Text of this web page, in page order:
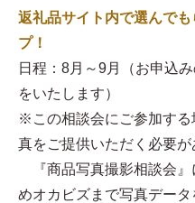
返礼品サイト内で選んで
プ！
日程：8月～9月（お申込
をいたします）
※この相談会にご参加する
真をご提供いただく必要が
『商品写真撮影相談会』
めオカビズまで写真データ